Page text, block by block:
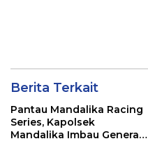
Berita Terkait
Pantau Mandalika Racing
Series, Kapolsek
Mandalika Imbau Generasi